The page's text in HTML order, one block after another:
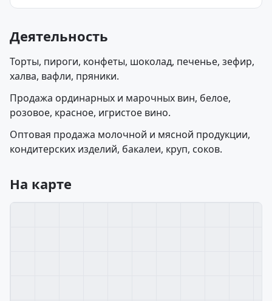
Деятельность
Торты, пироги, конфеты, шоколад, печенье, зефир,
халва, вафли, пряники.
Продажа ординарных и марочных вин, белое,
розовое, красное, игристое вино.
Оптовая продажа молочной и мясной продукции,
кондитерских изделий, бакалеи, круп, соков.
На карте